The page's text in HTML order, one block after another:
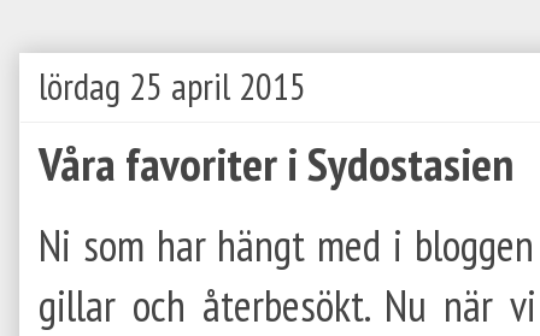
lördag 25 april 2015
Våra favoriter i Sydostasien
Ni som har hängt med i
gillar och återbesökt. Nu när